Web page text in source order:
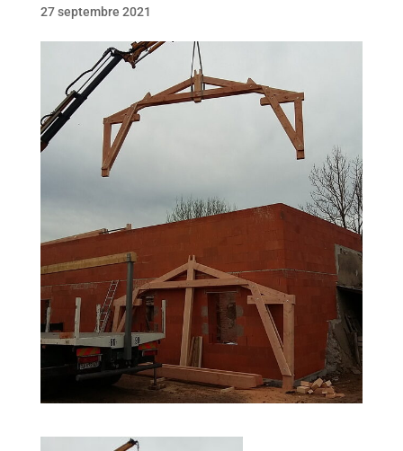
27 septembre 2021